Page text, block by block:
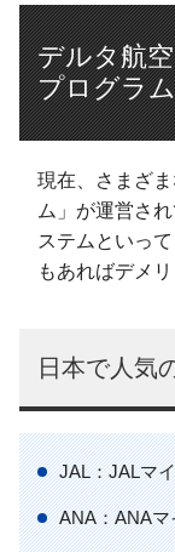
デルタ航
プログラ
現在、さまざ
ム」が運営さ
ステムといっ
もあればデメ
日本で人気
JAL：JALマ
ANA：ANA